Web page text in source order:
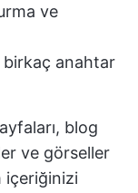
ve
birkaç anahtar
blog
ve görseller
içeriğinizi